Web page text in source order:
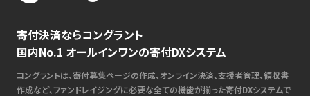
寄付決済ならコングラント
国内No.1 オールインワンの寄付DXシステム
コングラントは、寄付募集ページの作成、オンライン決済、支援者管理、領収書
作成など、ファンドレイジングに必要な全ての機能が揃った寄付DXシステムで